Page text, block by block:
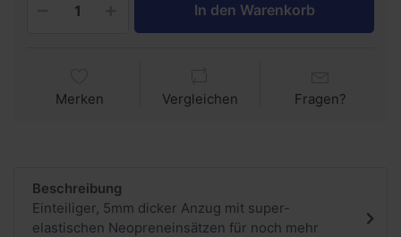
In den Warenkorb
Merken Vergleichen Fragen?
Beschreibung
Einteiliger, 5mm dicker Anzug mit super-
elastischen Neopreneinsätzen für noch mehr